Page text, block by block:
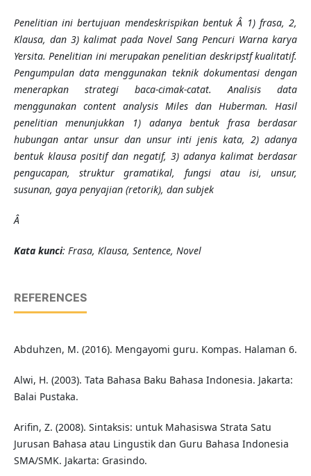
Penelitian ini bertujuan mendeskrispikan bentuk Â 1) frasa, 2,
Klausa, dan 3) kalimat pada Novel Sang Pencuri Warna karya
Yersita. Penelitian ini merupakan penelitian deskripstf kualitatif.
Pengumpulan data menggunakan teknik dokumentasi dengan
menerapkan strategi baca-cimak-catat. Analisis data
menggunakan content analysis Miles dan Huberman. Hasil
penelitian menunjukkan 1) adanya bentuk frasa berdasar
hubungan antar unsur dan unsur inti jenis kata, 2) adanya
bentuk klausa positif dan negatif, 3) adanya kalimat berdasar
pengucapan, struktur gramatikal, fungsi atau isi, unsur,
susunan, gaya penyajian (retorik), dan subjek
Â
Kata kunci: Frasa, Klausa, Sentence, Novel
REFERENCES
Abduhzen, M. (2016). Mengayomi guru. Kompas. Halaman 6.
Alwi, H. (2003). Tata Bahasa Baku Bahasa Indonesia. Jakarta:
Balai Pustaka.
Arifin, Z. (2008). Sintaksis: untuk Mahasiswa Strata Satu
Jurusan Bahasa atau Lingustik dan Guru Bahasa Indonesia
SMA/SMK. Jakarta: Grasindo.